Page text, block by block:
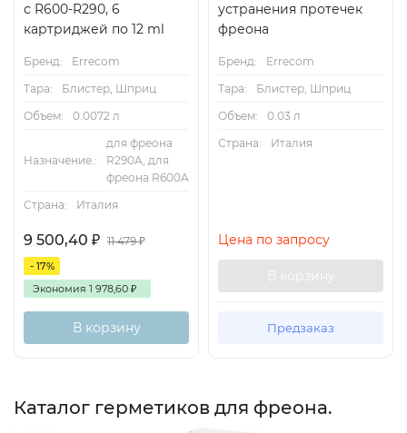
с R600-R290, 6
картриджей по 12 ml
Бренд:
Errecom
Тара:
Блистер, Шприц
Объем:
0.0072 л
Назначение.:
для фреона
R290A, для
фреона R600A
Страна:
Италия
9 500,40 ₽ 11 479₽
- 17%
Экономия 1 978,60 ₽
В корзину
устранения протечек
фреона
Бренд:
Errecom
Тара:
Блистер, Шприц
Объем:
0.03 л
Страна:
Италия
Цена по запросу
В корзину
Предзаказ
Каталог герметиков для фреона.